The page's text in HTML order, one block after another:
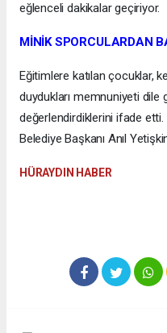
eğlenceli dakikalar geçiriyor.
MİNİK SPORCULARDAN
Eğitimlere katılan çocuklar,
duydukları memnuniyeti dile
değerlendirdiklerini ifade
Belediye Başkanı Anıl
HÜRAYDIN HABER